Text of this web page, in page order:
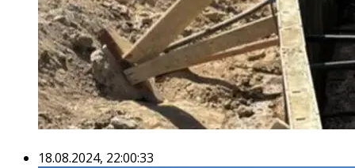
18.08.2024, 22:00:33